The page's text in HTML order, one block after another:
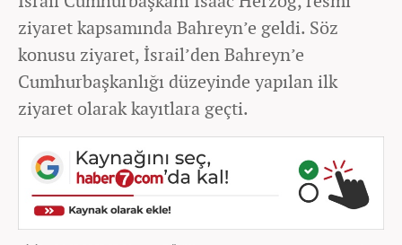
ziyaret kapsamında Bahreyn’e geldi. Söz
konusu ziyaret, İsrail’den Bahreyn’e
Cumhurbaşkanlığı düzeyinde yapılan ilk
ziyaret olarak kayıtlara geçti.